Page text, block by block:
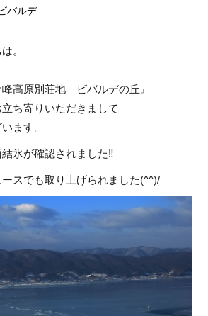
バルデ
。
高原別荘地 ビバルデの丘』
ち寄りいただきまして
ます。
氷が確認されました‼
スでも取り上げられました(^^)/